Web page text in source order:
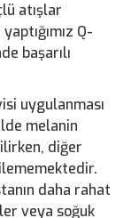
atışlar
Q-
başarılı
uygulanması
melanin
diğer
daha rahat
veya soğuk